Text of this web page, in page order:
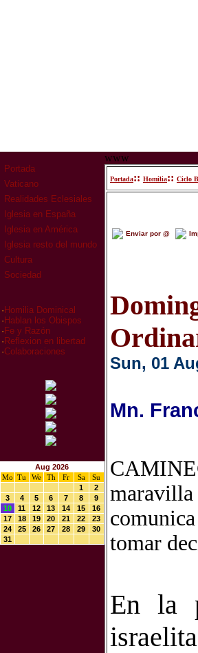
Portada
Vaticano
Realidades Eclesiales
Iglesia en España
Iglesia en América
Iglesia resto del mundo
Cultura
Sociedad
· Homilia Dominical
· Hablan los Obispos
· Fe y Razón
· Reflexion en libertad
·Colaboraciones
Aug 2026
Mo
Tu We Th Fr Sa
Su
1
2
3
4 5 6 7 8
9
10
11 12 13 14 15
16
17
18 19 20 21 22
23
24
25 26 27 28 29
30
31
www
Portada:: Homilia:: Ciclo B
Enviar por @
Sun, 01
Mn.
maravilla
tomar
En la